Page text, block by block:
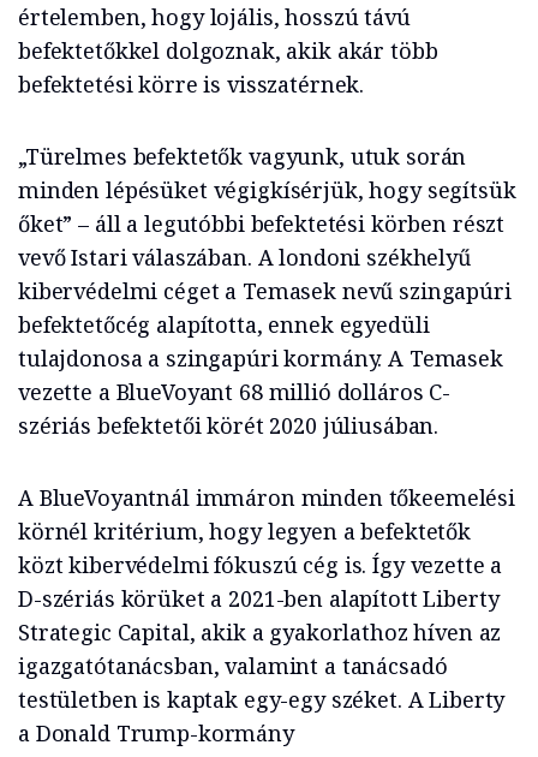
értelemben, hogy lojális, hosszú távú
befektetőkkel dolgoznak, akik akár több
befektetési körre is visszatérnek.
„Türelmes befektetők vagyunk, utuk során
minden lépésüket végigkísérjük, hogy segítsük
őket” – áll a legutóbbi befektetési körben részt
vevő Istari válaszában. A londoni székhelyű
kibervédelmi céget a Temasek nevű szingapúri
befektetőcég alapította, ennek egyedüli
tulajdonosa a szingapúri kormány. A Temasek
vezette a BlueVoyant 68 millió dolláros C-
szériás befektetői körét 2020 júliusában.
A BlueVoyantnál immáron minden tőkeemelési
körnél kritérium, hogy legyen a befektetők
közt kibervédelmi fókuszú cég is. Így vezette a
D-szériás körüket a 2021-ben alapított Liberty
Strategic Capital, akik a gyakorlathoz híven az
igazgatótanácsban, valamint a tanácsadó
testületben is kaptak egy-egy széket. A Liberty
a Donald Trump-kormány